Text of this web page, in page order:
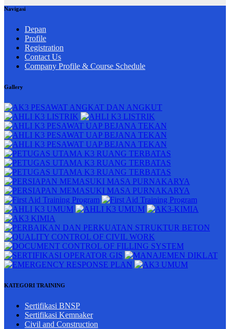
Navigasi
Depan
Profile
Registration
Contact Us
Company Profile & Course Schedule
Gallery
KATEGORI TRAINING
Sertifikasi BNSP
Sertifikasi Kemnaker
Civil and Construction